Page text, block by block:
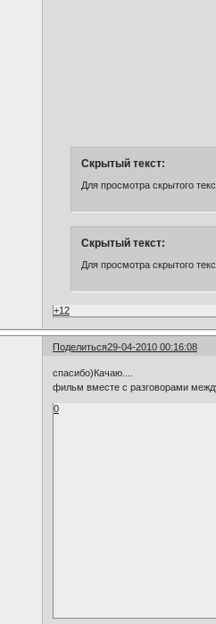
Скрытый текст:
Для просмотра скрытого
Скрытый текст:
Для просмотра скрытого
+12
Поделиться29-04-2010 00:16:08
спасибо)Качаю....
фильм вместе с разговорами
0